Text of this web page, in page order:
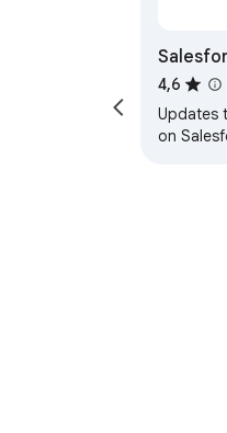
Favicons
4,6
Updates
on